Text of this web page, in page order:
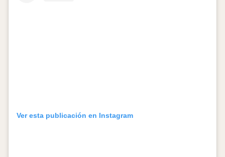
Ver esta publicación en Instagram